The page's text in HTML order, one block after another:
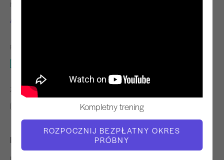
Kompletny trening
ROZPOCZNIJ BEZPŁATNY OKRES
PRÓBNY
NAUCZYCIEL
Alisa Wyatt
POTRZEBNY SPRZĘT
ZNAJDŹ PODOBNE KLASY DLA
0 - 10 min Mata
Inne treningi, które mogą Ci się spodobać